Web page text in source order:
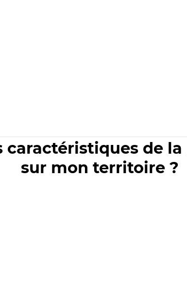
caractéristiques de la
sur mon territoire ?